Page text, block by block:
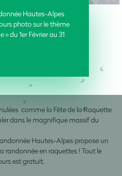
Hautes-Alpes
photo sur le thème
» du 1er Février au 31
comme la Fête de la Raquette
dans le magnifique massif du
Hautes-Alpes propose un
randonnée en raquettes ! Tout le
est gratuit.